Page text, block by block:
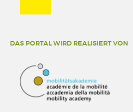
DAS PORTAL WIRD REALISIERT VON